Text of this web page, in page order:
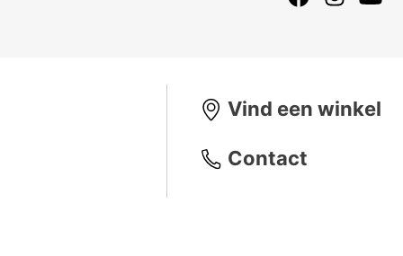
Vind een winkel
Contact